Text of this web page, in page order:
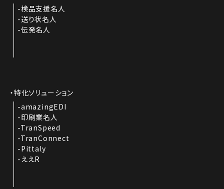
検品支援名人
送り状名人
伝発名人
特化ソリューション
amazingEDI
印刷業名人
TranSpeed
TranConnect
Pittaly
ええR